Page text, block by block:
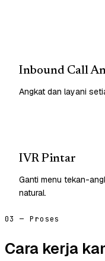
Inbound Call
Angkat dan layani
IVR Pintar
Ganti menu tekan-
natural.
03 — Proses
Cara kerja